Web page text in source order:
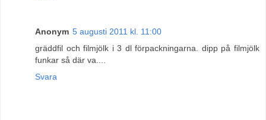
Anonym 5 augusti 2011 kl. 11:00
gräddfil och filmjölk i 3 dl förpackningarna. dipp på filmjölk
funkar så där va....
Svara